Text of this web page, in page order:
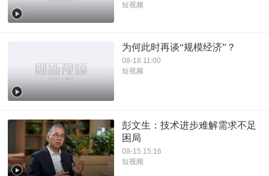
短视频
为何此时再谈“规模经济”？
08-18 11:00
短视频
彭文生：技术进步难解需求不足
困局
08-15 15:16
短视频